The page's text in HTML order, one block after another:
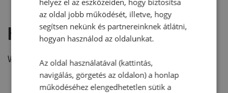
Hozzászólás írása
Vélemény írásához, kérjük,jelentkezz be!
az oldal jobb működését, illetve, hogy
segítsen nekünk és partnereinknek átlátni,
hogyan használod az oldalunkat.
Az oldal használatával (kattintás,
navigálás, görgetés az oldalon) a honlap
működéséhez elengedhetetlen sütik a